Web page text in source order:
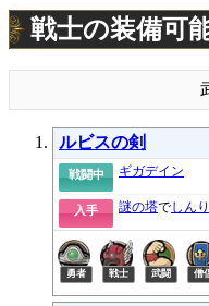
戦士の装備可
ルビスの剣
戦闘中 ギガデイン
入手 謎の塔でしん